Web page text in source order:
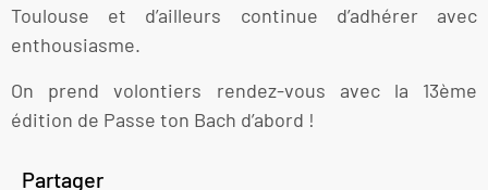
Toulouse et d’ailleurs continue d’adhérer avec
enthousiasme.
On prend volontiers rendez-vous avec la 13ème
édition de Passe ton Bach d’abord !
Partager